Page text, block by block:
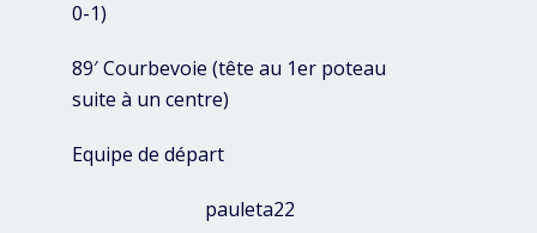
0-1)
89′ Courbevoie (tête au 1er poteau
suite à un centre)
Equipe de départ
pauleta22